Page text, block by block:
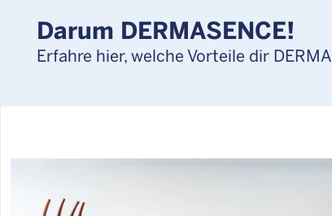
Darum DERMASENCE!
Erfahre hier, welche Vorteile dir